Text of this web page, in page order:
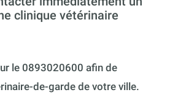
clinique vétérinaire
le 0893020600 afin de
de-garde de votre ville.